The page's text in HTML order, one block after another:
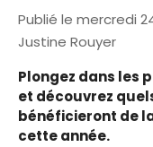
Publié le mercredi
Justine Rouyer
Plongez dans les
et découvrez
bénéficieront de
cette année.